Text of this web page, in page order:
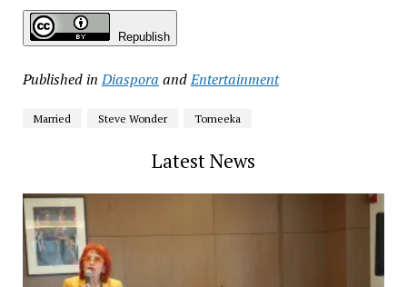
Republish
Published in Diaspora andEntertainment
Married Steve Wonder Tomeeka
Latest News